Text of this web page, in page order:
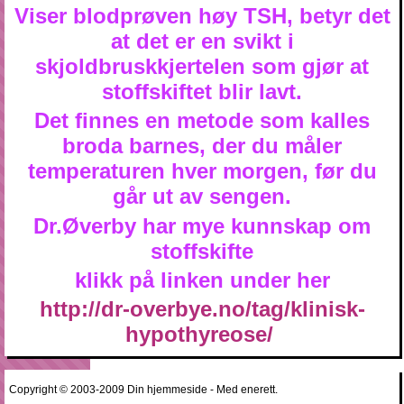
Viser blodprøven høy TSH, betyr det
at det er en svikt i
skjoldbruskkjertelen som gjør at
stoffskiftet blir lavt.
Det finnes en metode som kalles
broda barnes, der du måler
temperaturen hver morgen, før du
går ut av sengen.
Dr.Øverby har mye kunnskap om
stoffskifte
klikk på linken under her
http://dr-overbye.no/tag/klinisk-
hypothyreose/
Copyright © 2003-2009 Din hjemmeside - Med enerett.